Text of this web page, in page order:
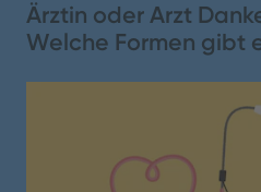
Ärztin oder Arzt
Welche Formen gibt